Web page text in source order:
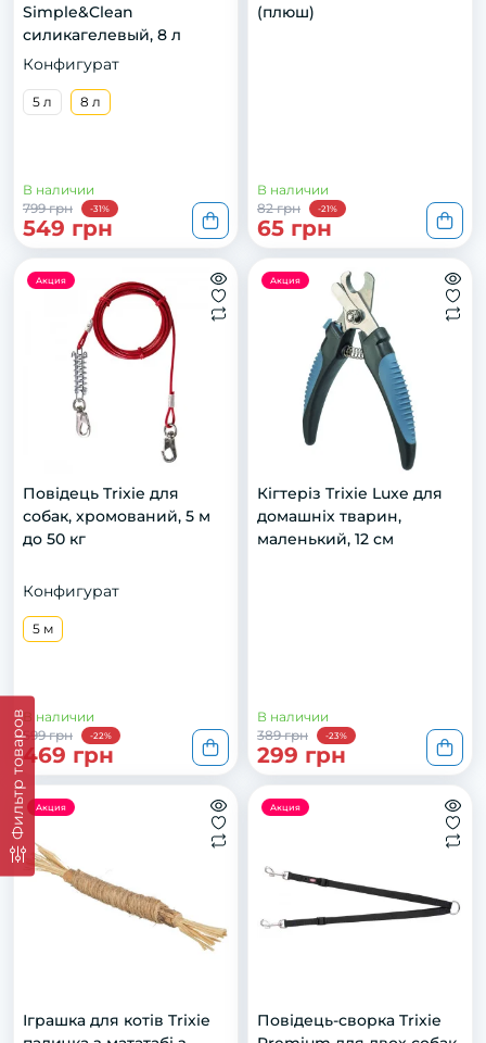
Фильтр товаров
Simple&Clean
силикагелевый, 8 л
Конфигурат
5 л 8 л
В наличии
799 грн
-31%
549 грн
(плюш)
В наличии
82 грн
-21%
65 грн
Акция
Повідець Trixie для
собак, хромований, 5 м
до 50 кг
Конфигурат
5 м
В наличии
599 грн
-22%
469 грн
Акция
Кігтеріз Trixie Luxe для
домашніх тварин,
маленький, 12 см
В наличии
389 грн
-23%
299 грн
Акция
Іграшка для котів Trixie
Акция
Повідець-сворка Trixie